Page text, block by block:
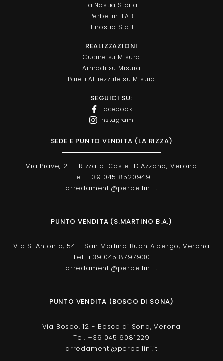
La Nostra Storia
Perbellini LAB
Il nostro Staff
REALIZZAZIONI
Cucine su Misura
Armadi su Misura
Pareti Attrezzate su Misura
SEGUICI SU:
Facebook
Instagram
SEDE E PUNTO VENDITA (LA RIZZA)
Via Piave, 21 - Rizza di Castel D'Azzano, Verona
Tel. +39 045 8520949
arredamenti@perbellini.it
PUNTO VENDITA (S.MARTINO B.A.)
Via S. Antonio, 54 - San Martino Buon Albergo, Verona
Tel. +39 045 8797930
arredamenti@perbellini.it
PUNTO VENDITA (BOSCO DI SONA)
Via Bosco, 12 - Bosco di Sona, Verona
Tel. +39 045 6081229
arredamenti@perbellini.it